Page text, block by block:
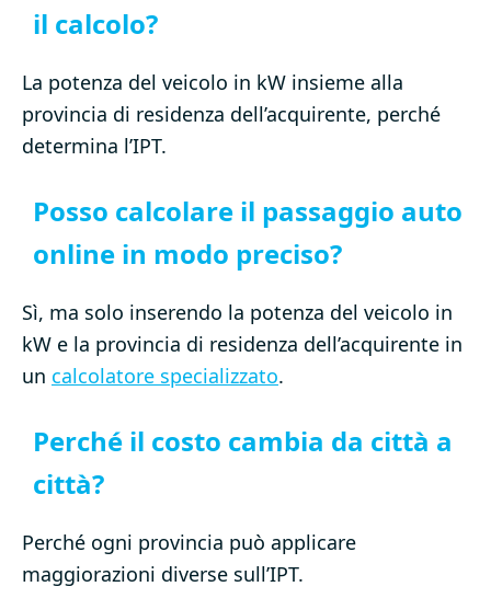
il calcolo?
La potenza del veicolo in kW insieme alla
provincia di residenza dell’acquirente, perché
determina l’IPT.
Posso calcolare il passaggio auto
online in modo preciso?
Sì, ma solo inserendo la potenza del veicolo in
kW e la provincia di residenza dell’acquirente in
un calcolatore specializzato.
Perché il costo cambia da città a
città?
Perché ogni provincia può applicare
maggiorazioni diverse sull’IPT.